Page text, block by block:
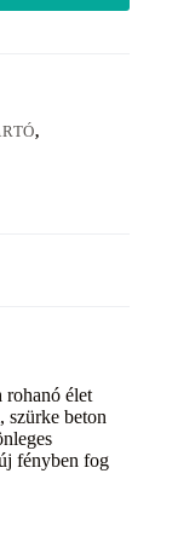
,
élet
beton
fényben fog